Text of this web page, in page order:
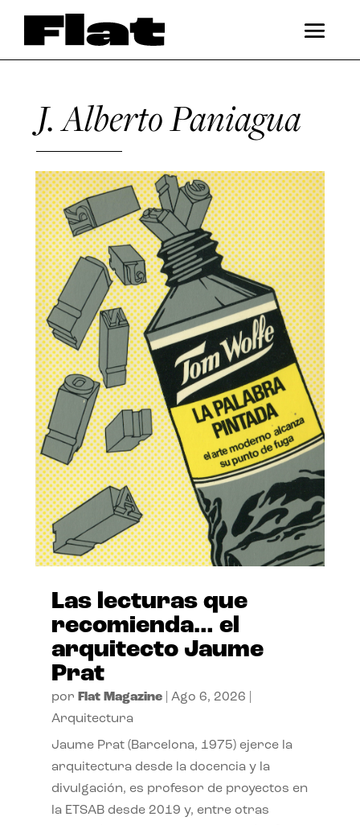
J. Alberto Paniagua
Las lecturas que
recomienda… el
arquitecto Jaume
Prat
por Flat Magazine| Ago 6, 2026
Arquitectura
Jaume Prat (Barcelona, 1975) ejerce la
arquitectura desde la docencia y la
divulgación, es profesor de proyectos en
la ETSAB desde 2019 y, entre otras